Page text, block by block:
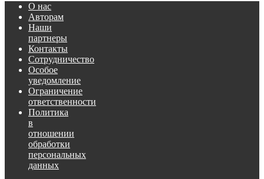
О нас
Авторам
Наши
партнеры
Контакты
Сотрудничество
Особое
уведомление
Ограничение
ответственности
Политика
в
отношении
обработки
персональных
данных